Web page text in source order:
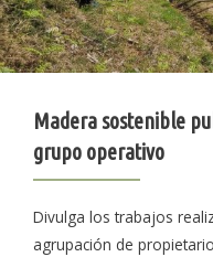
Madera sostenible
grupo operativo
Divulga los trabajos
agrupación de